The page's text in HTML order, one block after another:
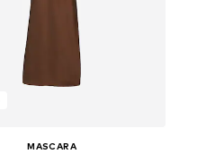
MASCARA